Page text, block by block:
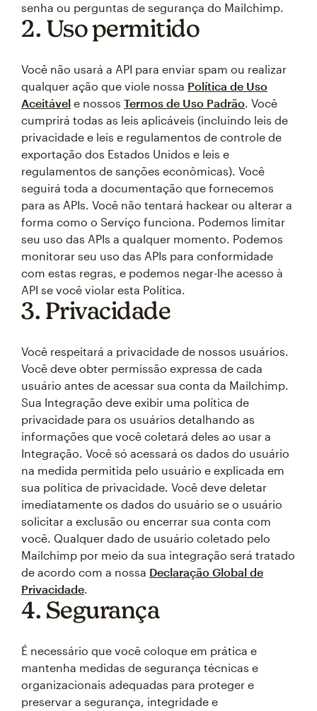
senha ou perguntas de segurança do Mailchimp.
2. Uso permitido
Você não usará a API para enviar spam ou realizar
qualquer ação que viole nossa Política de Uso
Aceitável e nossos Termos de Uso Padrão. Você
cumprirá todas as leis aplicáveis (incluindo leis de
privacidade e leis e regulamentos de controle de
exportação dos Estados Unidos e leis e
regulamentos de sanções econômicas). Você
seguirá toda a documentação que fornecemos
para as APIs. Você não tentará hackear ou alterar a
forma como o Serviço funciona. Podemos limitar
seu uso das APIs a qualquer momento. Podemos
monitorar seu uso das APIs para conformidade
com estas regras, e podemos negar-lhe acesso à
API se você violar esta Política.
3. Privacidade
Você respeitará a privacidade de nossos usuários.
Você deve obter permissão expressa de cada
usuário antes de acessar sua conta da Mailchimp.
Sua Integração deve exibir uma política de
privacidade para os usuários detalhando as
informações que você coletará deles ao usar a
Integração. Você só acessará os dados do usuário
na medida permitida pelo usuário e explicada em
sua política de privacidade. Você deve deletar
imediatamente os dados do usuário se o usuário
solicitar a exclusão ou encerrar sua conta com
você. Qualquer dado de usuário coletado pelo
Mailchimp por meio da sua integração será tratado
de acordo com a nossa Declaração Global de
Privacidade.
4. Segurança
É necessário que você coloque em prática e
mantenha medidas de segurança técnicas e
organizacionais adequadas para proteger e
preservar a segurança, integridade e